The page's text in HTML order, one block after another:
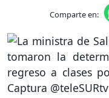
Comparte en: